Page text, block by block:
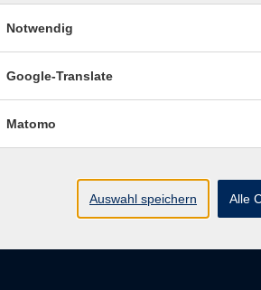
vhs Bamberg Stadt
96052 Bamberg
Notwendig
Google-Translate
Matomo
Auswahl speichern Alle